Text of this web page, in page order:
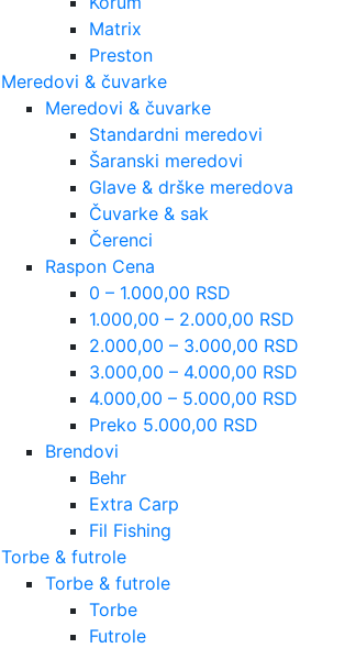
Matrix
Preston
Meredovi & čuvarke
Meredovi & čuvarke
Standardni meredovi
Šaranski meredovi
Glave & drške meredova
Čuvarke & sak
Čerenci
Raspon Cena
0 – 1.000,00 RSD
1.000,00 – 2.000,00 RSD
2.000,00 – 3.000,00 RSD
3.000,00 – 4.000,00 RSD
4.000,00 – 5.000,00 RSD
Preko 5.000,00 RSD
Brendovi
Behr
Extra Carp
Fil Fishing
Torbe & futrole
Torbe & futrole
Torbe
Futrole